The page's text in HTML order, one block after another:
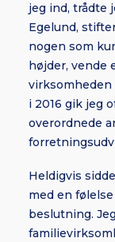
jeg ind, trådte
Egelund,
nogen som
højder, vende
virksomheden
i 2016 gik jeg
overordnede
Heldigvis
med en
beslutning.